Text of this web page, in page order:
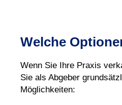
Welche
Wenn Sie Ihre Praxis
Sie als Abgeber
Möglichkeiten: